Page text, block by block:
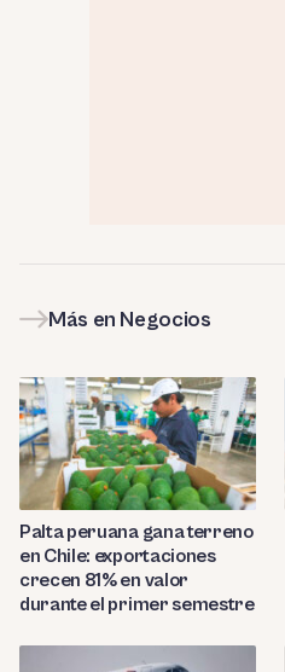
Más en Negocios
Palta peruana gana terreno
en Chile: exportaciones
crecen 81% en valor
durante el primer semestre